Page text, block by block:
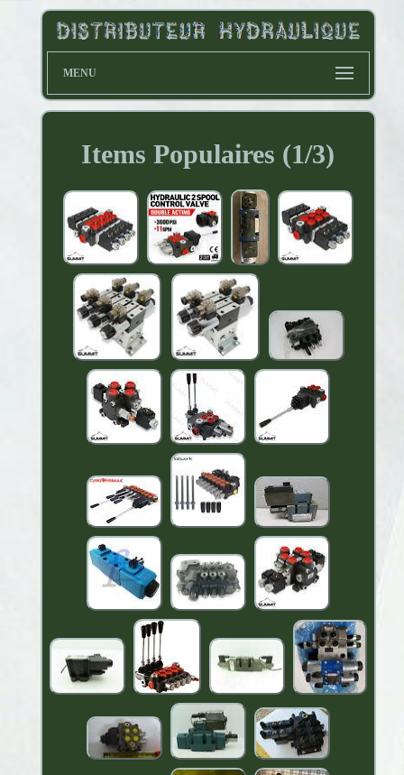
MENU
Items Populaires (1/3)